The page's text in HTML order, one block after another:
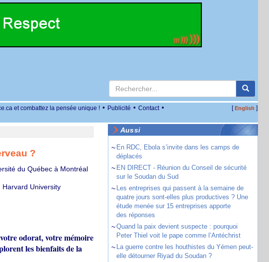
et combattez la pensée unique ! • Publicité • Contact • [English ]
?
du Québec à Montréal
University
odorat, votre mémoire
les bienfaits de la
Aussi
~ En RDC, Ebola s’invite dans les camps de
déplacés
~ EN DIRECT - Réunion du Conseil de sécurité
sur le Soudan du Sud
~ Les entreprises qui passent à la semaine de
quatre jours sont-elles plus productives ? Une
étude menée sur 15 entreprises apporte
des réponses
~Quand la paix devient suspecte : pourquoi
Peter Thiel voit le pape comme l’Antéchrist
~ La guerre contre les houthistes du Yémen peut-
elle détourner Riyad du Soudan ?